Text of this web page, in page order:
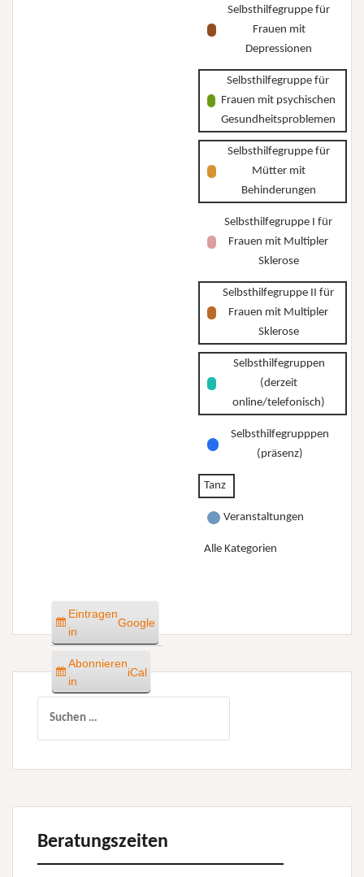
Selbsthilfegruppe für
Frauen mit
Depressionen
Selbsthilfegruppe für
Frauen mit psychischen
Gesundheitsproblemen
Selbsthilfegruppe für
Mütter mit
Behinderungen
Selbsthilfegruppe I für
Frauen mit Multipler
Sklerose
Selbsthilfegruppe II für
Frauen mit Multipler
Sklerose
Selbsthilfegruppen
(derzeit
online/telefonisch)
Selbsthilfegrupppen
(präsenz)
Tanz
Veranstaltungen
Alle Kategorien
Eintragen
in
Google
Abonnieren
in
iCal
Beratungszeiten